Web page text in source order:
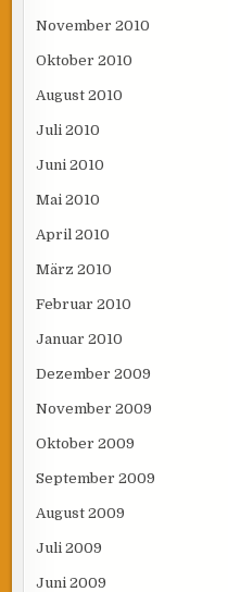
November 2010
Oktober 2010
August 2010
Juli 2010
Juni 2010
Mai 2010
April 2010
März 2010
Februar 2010
Januar 2010
Dezember 2009
November 2009
Oktober 2009
September 2009
August 2009
Juli 2009
Juni 2009